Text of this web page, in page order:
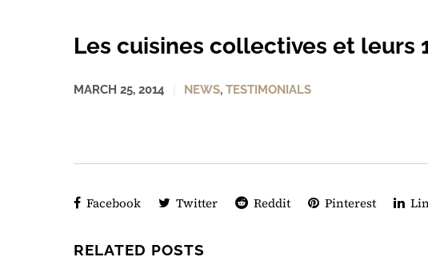
Les cuisines collectives et leurs
MARCH 25, 2014 NEWS, TESTIMONIALS
Facebook Twitter Reddit Pinterest
RELATED POSTS